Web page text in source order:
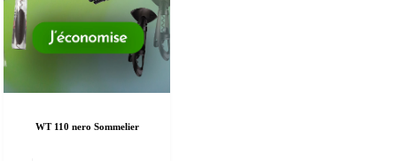
WT 110 nero Sommelier